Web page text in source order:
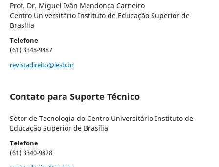
Prof. Dr. Miguel Ivân Mendonça Carneiro
Centro Universitário Instituto de Educação Superior de
Brasília
Telefone
(61) 3348-9887
revistadireito@iesb.br
Contato para Suporte Técnico
Setor de Tecnologia do Centro Universitário Instituto de
Educação Superior de Brasília
Telefone
(61) 3340-9828